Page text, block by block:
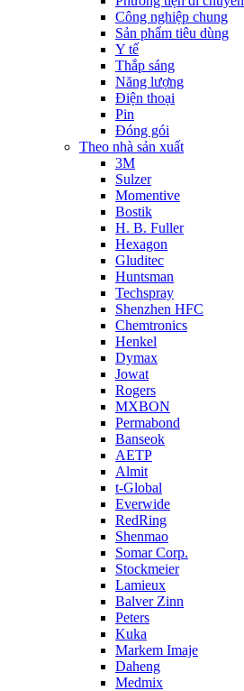
Công nghiệp chung
Sản phẩm tiêu dùng
Y tế
Thắp sáng
Năng lượng
Điện thoại
Pin
Đóng gói
Theo nhà sản xuất
3M
Sulzer
Momentive
Bostik
H. B. Fuller
Hexagon
Gluditec
Huntsman
Techspray
Shenzhen HFC
Chemtronics
Henkel
Dymax
Jowat
Rogers
MXBON
Permabond
Banseok
AETP
Almit
t-Global
Everwide
RedRing
Shenmao
Somar Corp.
Stockmeier
Lamieux
Balver Zinn
Peters
Kuka
Markem Imaje
Daheng
Medmix